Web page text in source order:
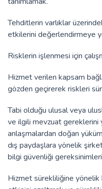
Tehditlerin varlıklar
etkilerini değerlendirmeye
Risklerin işlenmesi için
Hizmet verilen kapsam
gözden geçirerek riskleri
Tabi olduğu ulusal veya
ve ilgili mevzuat gereklerini
anlaşmalardan doğan
dış paydaşlara yönelik
bilgi güvenliği
Hizmet sürekliliğine